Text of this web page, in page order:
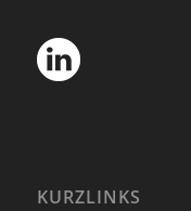
KURZLINKS